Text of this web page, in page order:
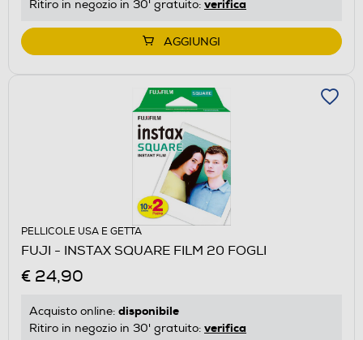
Ritiro in negozio in 30' gratuito: verifica
AGGIUNGI
PELLICOLE USA E GETTA
FUJI - INSTAX SQUARE FILM 20 FOGLI
€ 24,90
Acquisto online: disponibile
Ritiro in negozio in 30' gratuito: verifica